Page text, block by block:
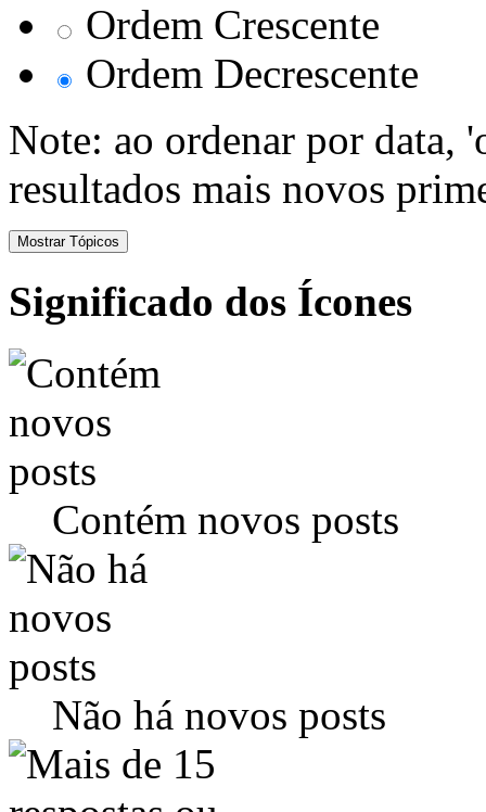
Ordem Crescente
Ordem Decrescente
Note: ao ordenar por data,
resultados mais novos
Significado dos Ícones
Contém novos posts
Não há novos posts